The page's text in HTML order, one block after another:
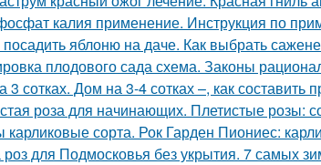
калия применение. Инструкция по
яблоню на даче. Как выбрать
плодового сада схема. Законы
3 сотках. Дом на 3-4 сотках –, как составить
роза для начинающих. Плетистые розы:
сорта. Рок Гарден Пиониес:
для Подмосковья без укрытия. 7 самых